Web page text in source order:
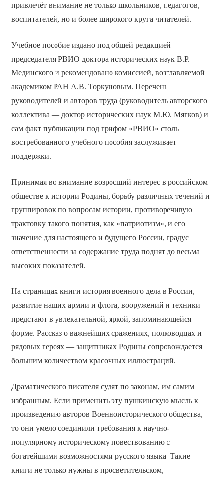
привлечёт внимание не только школьников, педагогов,
воспитателей, но и более широкого круга читателей.
Учебное пособие издано под общей редакцией
председателя РВИО доктора исторических наук В.Р.
Мединского и рекомендовано комиссией, возглавляемой
академиком РАН А.В. Торкуновым. Перечень
руководителей и авторов труда (руководитель авторского
коллектива — доктор исторических наук М.Ю. Мягков) и
сам факт публикации под грифом «РВИО» столь
востребованного учебного пособия заслуживает
поддержки.
Принимая во внимание возросший интерес в российском
обществе к истории Родины, борьбу различных течений и
группировок по вопросам истории, противоречивую
трактовку такого понятия, как «патриотизм», и его
значение для настоящего и будущего России, градус
ответственности за содержание труда поднят до весьма
высоких показателей.
На страницах книги история военного дела в России,
развитие наших армии и флота, вооружений и техники
предстают в увлекательной, яркой, запоминающейся
форме. Рассказ о важнейших сражениях, полководцах и
рядовых героях — защитниках Родины сопровождается
большим количеством красочных иллюстраций.
Драматического писателя судят по законам, им самим
избранным. Если применить эту пушкинскую мысль к
произведению авторов Военно­исторического общества,
то они умело соединили требования к научно­
популярному историческому повествованию с
богатейшими возможностями русского языка. Такие
книги не только нужны в просветительском,